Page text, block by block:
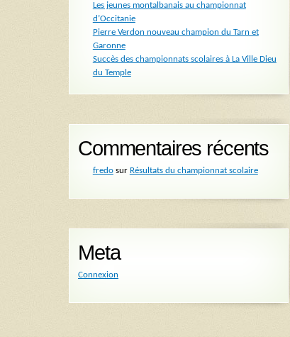
Les jeunes montalbanais au championnat
d’Occitanie
Pierre Verdon nouveau champion du Tarn et
Garonne
Succès des championnats scolaires à La Ville Dieu
du Temple
Commentaires récents
fredosur Résultats du championnat scolaire
Meta
Connexion